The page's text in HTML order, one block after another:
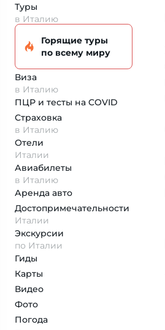
Туры
в Италию
Горящие туры
по всему миру
Виза
в Италию
ПЦР и тесты на COVID
Страховка
в Италию
Отели
Италии
Авиабилеты
в Италию
Аренда авто
Достопримеча­тельности
Италии
Экскурсии
по Италии
Гиды
Карты
Видео
Фото
Погода